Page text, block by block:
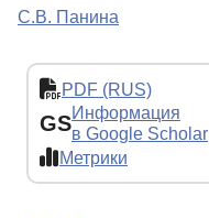
С.В. Панина
PDF (RUS)
GSИнформация
в Google Scholar
Метрики